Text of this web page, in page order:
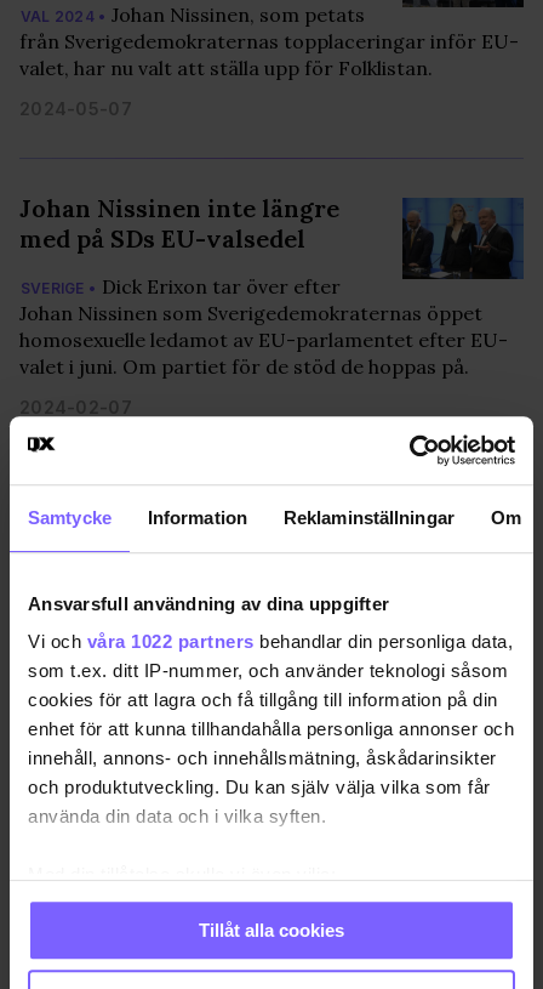
Samtycke Information Reklaminställningar Om
Ansvarsfull användning av dina uppgifter
Vi och våra 1022 partners behandlar din personliga data,
som t.ex. ditt IP-nummer, och använder teknologi såsom
cookies för att lagra och få tillgång till information på din
enhet för att kunna tillhandahålla personliga annonser och
innehåll, annons- och innehållsmätning, åskådarinsikter
och produktutveckling. Du kan själv välja vilka som får
använda din data och i vilka syften.
Samla in information om din geografiska plats
som kan ha en noggrannhet på upp till flera meter
Identifiera din enhet genom att aktivt skanna den
Tillåt alla cookies
VAL 2024 • Johan Nissinen, som petats
från Sverigedemokraternas topplaceringar inför EU-
valet, har nu valt att ställa upp för Folklistan.
2024-05-07
Johan Nissinen inte längre
med på SDs EU-valsedel
SVERIGE • Dick Erixon tar över efter
Johan Nissinen som Sverigedemokraternas öppet
homosexuelle ledamot av EU-parlamentet efter EU-
valet i juni. Om partiet för de stöd de hoppas på.
2024-02-07
SD-motion om ny hbt-politik
dras tillbaks
Johan Nissinen om ett hbt-politiskt program vid
Sverigedemokraternas landsdagar. Debatten skjuts
på framtiden.
2023-11-10
Näthat mot sverigedemokrat
som vill driva ”hbt+ politik”
SVERIGE •Reaktionerna på Johan
Nissinens (SD) förslag om transvård möts med
hatiska reaktioner i social medier.
2023-08-20